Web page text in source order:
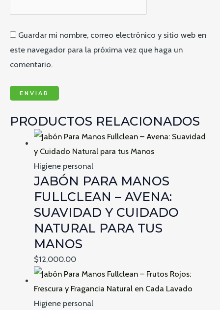
Guardar mi nombre, correo electrónico y sitio web en
este navegador para la próxima vez que haga un
comentario.
PRODUCTOS RELACIONADOS
Higiene personal
JABÓN PARA MANOS
FULLCLEAN – AVENA:
SUAVIDAD Y CUIDADO
NATURAL PARA TUS
MANOS
$12,000.00
Higiene personal